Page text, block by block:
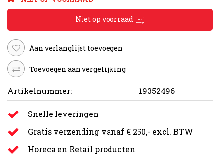
Niet op voorraad
Aan verlanglijst toevoegen
Toevoegen aan vergelijking
Artikelnummer: 19352496
Snelle leveringen
Gratis verzending vanaf € 250,- excl. BTW
Horeca en Retail producten